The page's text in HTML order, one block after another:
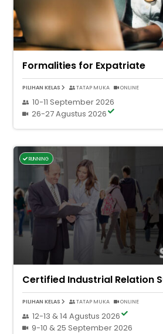
Formalities for Expatriate
PILIHAN KELAS TATAP MUKA ONLINE
10-11 September 2026
26-27 Agustus 2026
RUNNING
Certified Industrial Relation
PILIHAN KELAS TATAP MUKA ONLINE
12-13 & 14 Agustus 2026
9-10 & 25 September 2026